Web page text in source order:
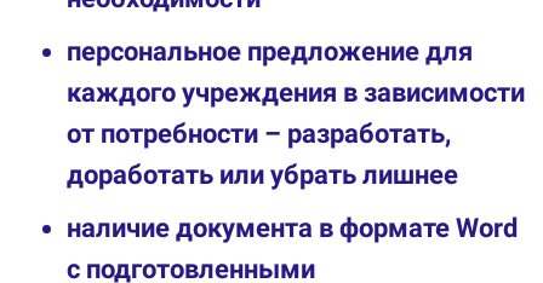
персональное предложение для
каждого учреждения в зависимости
от потребности – разработать,
доработать или убрать лишнее
наличие документа в формате Word
c подготовленными